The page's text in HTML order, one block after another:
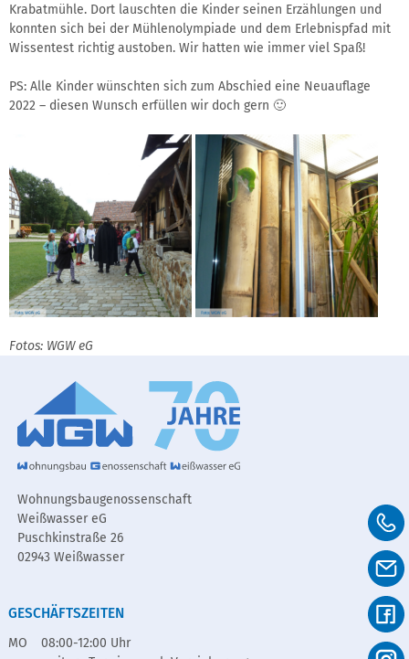
Krabatmühle. Dort lauschten die Kinder seinen Erzählungen und
konnten sich bei der Mühlenolympiade und dem Erlebnispfad mit
Wissentest richtig austoben. Wir hatten wie immer viel Spaß!
PS: Alle Kinder wünschten sich zum Abschied eine Neuauflage
2022 – diesen Wunsch erfüllen wir doch gern 🙂
Fotos: WGW eG
Wohnungsbaugenossenschaft
Weißwasser eG
Puschkinstraße 26
02943 Weißwasser
GESCHÄFTSZEITEN
MO
08:00-12:00 Uhr